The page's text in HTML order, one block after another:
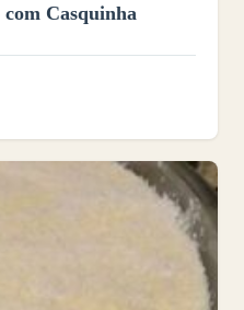
Casquinha